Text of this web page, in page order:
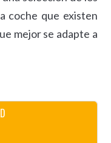
coche que existen
mejor se adapte a